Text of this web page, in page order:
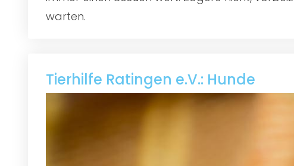
warten.
Tierhilfe Ratingen e.V.: Hunde